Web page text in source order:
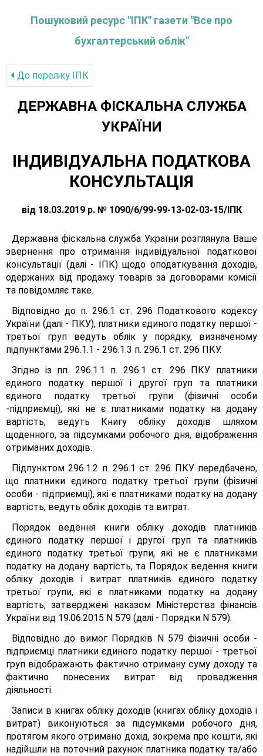
Пошуковий ресурс "ІПК" газети "Все про
бухгалтерський облік"
До переліку IПК
ДЕРЖАВНА ФІСКАЛЬНА СЛУЖБА
УКРАЇНИ
ІНДИВІДУАЛЬНА ПОДАТКОВА
КОНСУЛЬТАЦІЯ
від 18.03.2019 р. № 1090/6/99-99-13-02-03-15/ІПК
Державна фіскальна служба України розглянула Ваше
звернення про отримання індивідуальної податкової
консультації (далі - ІПК) щодо оподаткування доходів,
одержаних від продажу товарів за договорами комісії
та повідомляє таке.
Відповідно до п. 296.1 ст. 296 Податкового кодексу
України (далі - ПКУ), платники єдиного податку першої -
третьої груп ведуть облік у порядку, визначеному
підпунктами 296.1.1 - 296.1.3 п. 296.1 ст. 296 ПКУ.
Згідно із пп. 296.1.1 п. 296.1 ст. 296 ПКУ платники
єдиного податку першої і другої груп та платники
єдиного податку третьої групи (фізичні особи
-підприємці), які не є платниками податку на додану
вартість, ведуть Книгу обліку доходів шляхом
щоденного, за підсумками робочого дня, відображення
отриманих доходів.
Підпунктом 296.1.2 п. 296.1 ст. 296 ПКУ передбачено,
що платники єдиного податку третьої групи (фізичні
особи - підприємці), які є платниками податку на додану
вартість, ведуть облік доходів та витрат.
Порядок ведення книги обліку доходів платників
єдиного податку першої і другої груп та платників
єдиного податку третьої групи, які не є платниками
податку на додану вартість, та Порядок ведення книги
обліку доходів і витрат платників єдиного податку
третьої групи, які є платниками податку на додану
вартість, затверджені наказом Міністерства фінансів
України від 19.06.2015 N 579 (далі - Порядки N 579).
Відповідно до вимог Порядків N 579 фізичні особи -
підприємці платники єдиного податку першої - третьої
груп відображають фактично отриману суму доходу та
фактично понесених витрат від провадження
діяльності.
Записи в книгах обліку доходів (книгах обліку доходів і
витрат) виконуються за підсумками робочого дня,
протягом якого отримано дохід, зокрема про кошти, які
надійшли на поточний рахунок платника податку та/або